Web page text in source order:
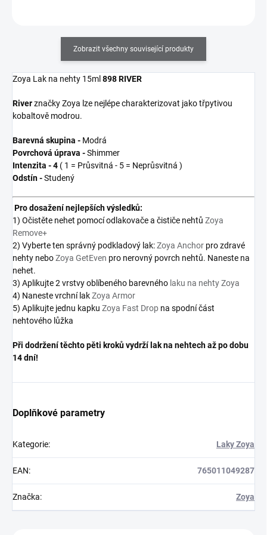
Zobrazit všechny související produkty
Zoya Lak na nehty 15ml 898 RIVER
Riverznačky Zoya lze nejlépe charakterizovat jako třpytivou
kobaltově modrou.
Barevná skupina - Modrá
Povrchová úprava -Shimmer
Intenzita - 4 ( 1 = Průsvitná - 5 = Neprůsvitná )
Odstín -Studený
Pro dosažení nejlepších výsledků:
1) Očistěte nehet pomocí odlakovače a čističe nehtů Zoya
Remove+
2) Vyberte ten správný podkladový lak:Zoya Anchor pro zdravé
nehty neboZoya GetEven pro nerovný povrch nehtů. Naneste na
nehet.
3) Aplikujte 2 vrstvy oblíbeného barevného laku na nehty Zoya
4) Naneste vrchní lakZoya Armor
5) Aplikujte jednu kapku Zoya Fast Drop na spodní část
nehtového lůžka
Při dodržení těchto pěti kroků vydrží lak na nehtech až po dobu
14 dní!
Doplňkové parametry
Kategorie: Laky Zoya
EAN: 765011049287
Značka: Zoya